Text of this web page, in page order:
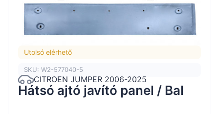
Utolsó elérhető
SKU: W2-577040-5
CITROEN JUMPER 2006-2025
Hátsó ajtó javító panel / Bal